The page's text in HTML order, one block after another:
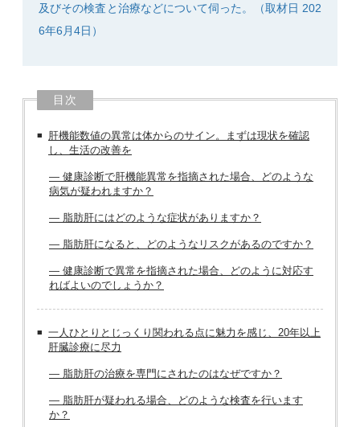
及びその検査と治療などについて伺った。（取材日 202
6年6月4日）
目次
肝機能数値の異常は体からのサイン。まずは現状を確認
し、生活の改善を
― 健康診断で肝機能異常を指摘された場合、どのような
病気が疑われますか？
― 脂肪肝にはどのような症状がありますか？
― 脂肪肝になると、どのようなリスクがあるのですか？
― 健康診断で異常を指摘された場合、どのように対応す
ればよいのでしょうか？
一人ひとりとじっくり関われる点に魅力を感じ、20年以上
肝臓診療に尽力
― 脂肪肝の治療を専門にされたのはなぜですか？
― 脂肪肝が疑われる場合、どのような検査を行います
か？